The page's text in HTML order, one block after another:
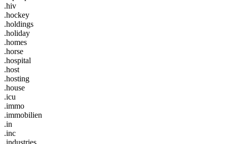
.hiv
.hockey
.holdings
.holiday
.homes
.horse
.hospital
.host
.hosting
.house
.icu
.immo
.immobilien
.in
.inc
.industries